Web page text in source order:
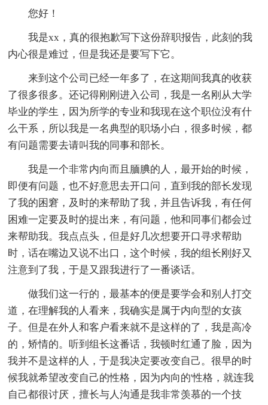
您好！
我是xx，真的很抱歉写下这份辞职报告，此刻的我
内心很是难过，但是我还是要写下它。
来到这个公司已经一年多了，在这期间我真的收获
了很多很多。还记得刚刚进入公司，我是一名刚从大学
毕业的学生，因为所学的专业和我现在这个职位没有什
么干系，所以我是一名典型的职场小白，很多时候，都
有问题需要去请叫我的同事和部长。
我是一个非常内向而且腼腆的人，最开始的时候，
即便有问题，也不好意思去开口问，直到我的部长发现
了我的困窘，及时的来帮助了我，并且告诉我，有任何
困难一定要及时的提出来，有问题，他和同事们都会过
来帮助我。我点点头，但是好几次想要开口寻求帮助
时，话在嘴边又说不出口，这个时候，我的组长刚好又
注意到了我，于是又跟我进行了一番谈话。
做我们这一行的，最基本的便是要学会和别人打交
道，在理解我的人看来，我确实是属于内向型的女孩
子。但是在外人和客户看来就不是这样的了，我是高冷
的，矫情的。听到组长这番话，我顿时红通了脸，因为
我并不是这样的人，于是我决定要改变自己。很早的时
候我就希望改变自己的性格，因为内向的'性格，就连我
自己都很讨厌，擅长与人沟通是我非常羡慕的一个技